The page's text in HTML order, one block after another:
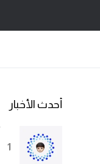
أحدث الأخبار